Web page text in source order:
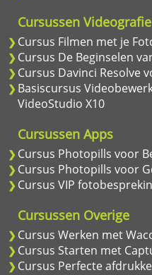
Cursussen Videografie
Cursus Filmen met je
Cursus De Beginselen
Cursus Davinci Resolve
Basiscursus
VideoStudio X10
Cursussen Apps
Cursus Photopills voor
Cursus Photopills voor
Cursus VIP
Cursussen Overige
Cursus Werken met
Cursus Starten met
Cursus Perfecte